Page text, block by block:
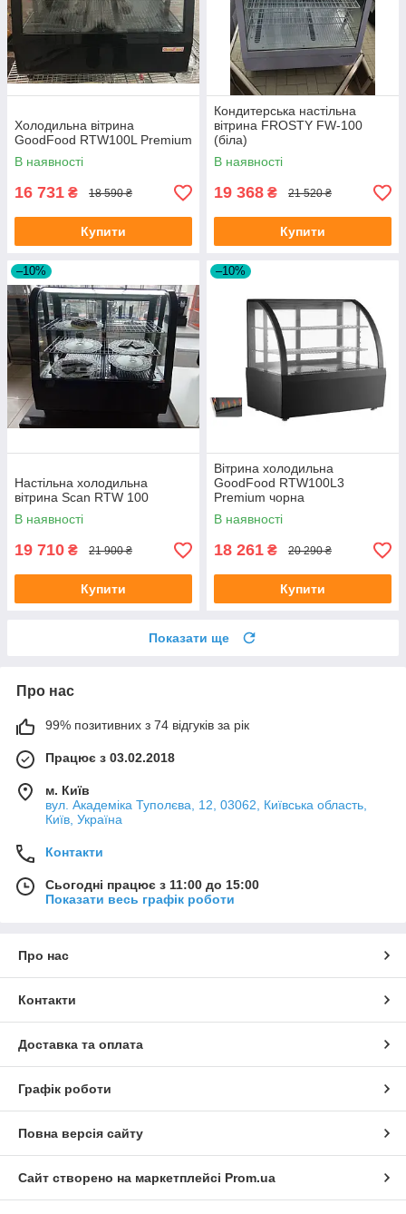
Холодильна вітрина
GoodFood RTW100L Premium
В наявності
16 731 ₴ 18 590 ₴
Купити
Кондитерська настільна
вітрина FROSTY FW-100
(біла)
В наявності
19 368 ₴ 21 520 ₴
Купити
–10%
Настільна холодильна
вітрина Scan RTW 100
В наявності
19 710 ₴ 21 900 ₴
Купити
–10%
Вітрина холодильна
GoodFood RTW100L3
Premium чорна
В наявності
18 261 ₴ 20 290 ₴
Купити
Показати ще
Про нас
99% позитивних з 74 відгуків за рік
Працює з 03.02.2018
м. Київ
вул. Академіка Туполєва, 12, 03062, Київська область,
Київ, Україна
Контакти
Сьогодні працює з 11:00 до 15:00
Показати весь графік роботи
Про нас
Контакти
Доставка та оплата
Графік роботи
Повна версія сайту
Сайт створено на маркетплейсі Prom.ua